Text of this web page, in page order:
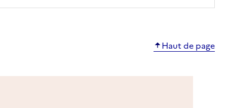
Haut de page